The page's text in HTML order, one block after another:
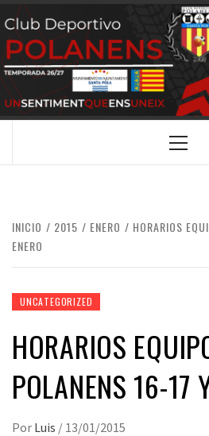
Saltar
al
contenido
SANTA POLA
Menú
INICIO 2015 ENERO
HORARIOS
ENERO
UNCATEGORIZED
HORARIOS
POLANENS 16-17
Por Luis / 13/01/2015